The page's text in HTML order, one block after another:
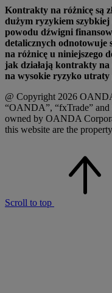
Kontrakty na różnicę są
dużym ryzykiem
powodu dźwigni
detalicznych
na różnicę u niniejszego
jak działają kontrakty na
na wysokie ryzyko utraty
@ Copyright 2026
“OANDA”, “fxTrade”
owned by OANDA
this website are the
Scroll to top